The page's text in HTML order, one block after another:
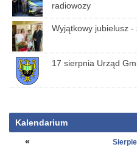
radiowozy
Wyjątkowy jubielusz
17 sierpnia Urząd
Kalendarium
«